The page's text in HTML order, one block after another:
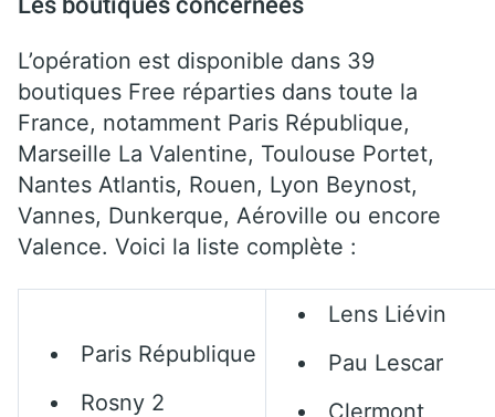
L’opération est disponible dans 39
boutiques Free réparties dans toute la
France, notamment Paris République,
Marseille La Valentine, Toulouse Portet,
Nantes Atlantis, Rouen, Lyon Beynost,
Vannes, Dunkerque, Aéroville ou encore
Valence. Voici la liste complète :
Paris République
Rosny 2
Lens Liévin
Pau Lescar
Clermont